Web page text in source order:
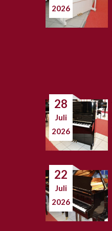
2026
28
Juli
2026
22
Juli
2026